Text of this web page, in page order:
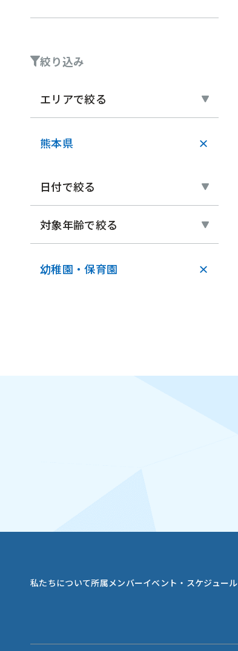
絞り込み
エリアで絞る
熊本県 ×
日付で絞る
対象年齢で絞る
幼稚園・保育園 ×
私たちについて所属メンバーイベント・スケジュール